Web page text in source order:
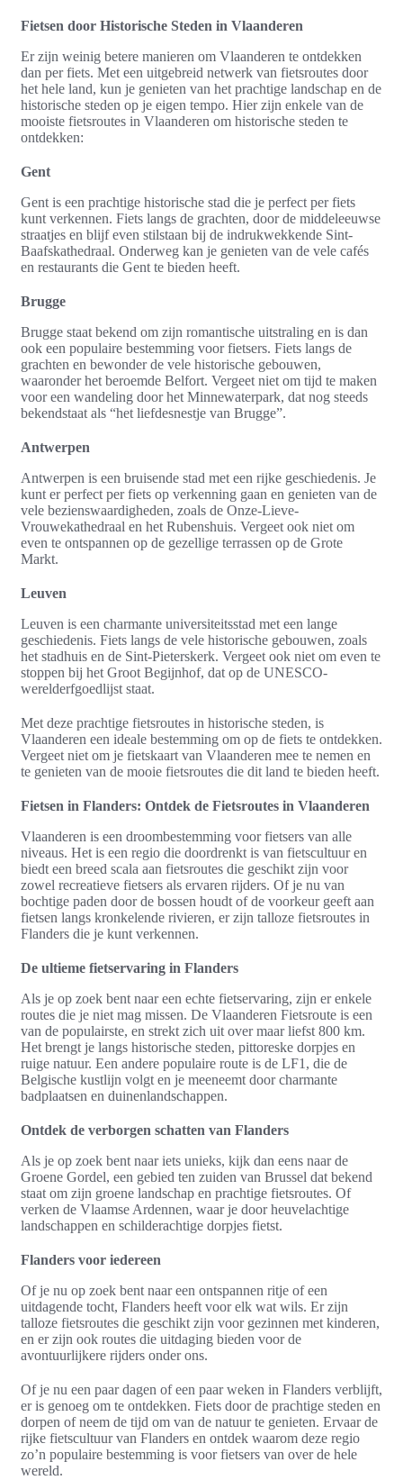
Fietsen door Historische Steden in Vlaanderen
Er zijn weinig betere manieren om Vlaanderen te ontdekken
dan per fiets. Met een uitgebreid netwerk van fietsroutes door
het hele land, kun je genieten van het prachtige landschap en de
historische steden op je eigen tempo. Hier zijn enkele van de
mooiste fietsroutes in Vlaanderen om historische steden te
ontdekken:
Gent
Gent is een prachtige historische stad die je perfect per fiets
kunt verkennen. Fiets langs de grachten, door de middeleeuwse
straatjes en blijf even stilstaan bij de indrukwekkende Sint-
Baafskathedraal. Onderweg kan je genieten van de vele cafés
en restaurants die Gent te bieden heeft.
Brugge
Brugge staat bekend om zijn romantische uitstraling en is dan
ook een populaire bestemming voor fietsers. Fiets langs de
grachten en bewonder de vele historische gebouwen,
waaronder het beroemde Belfort. Vergeet niet om tijd te maken
voor een wandeling door het Minnewaterpark, dat nog steeds
bekendstaat als “het liefdesnestje van Brugge”.
Antwerpen
Antwerpen is een bruisende stad met een rijke geschiedenis. Je
kunt er perfect per fiets op verkenning gaan en genieten van de
vele bezienswaardigheden, zoals de Onze-Lieve-
Vrouwekathedraal en het Rubenshuis. Vergeet ook niet om
even te ontspannen op de gezellige terrassen op de Grote
Markt.
Leuven
Leuven is een charmante universiteitsstad met een lange
geschiedenis. Fiets langs de vele historische gebouwen, zoals
het stadhuis en de Sint-Pieterskerk. Vergeet ook niet om even te
stoppen bij het Groot Begijnhof, dat op de UNESCO-
werelderfgoedlijst staat.
Met deze prachtige fietsroutes in historische steden, is
Vlaanderen een ideale bestemming om op de fiets te ontdekken.
Vergeet niet om je fietskaart van Vlaanderen mee te nemen en
te genieten van de mooie fietsroutes die dit land te bieden heeft.
Fietsen in Flanders: Ontdek de Fietsroutes in Vlaanderen
Vlaanderen is een droombestemming voor fietsers van alle
niveaus. Het is een regio die doordrenkt is van fietscultuur en
biedt een breed scala aan fietsroutes die geschikt zijn voor
zowel recreatieve fietsers als ervaren rijders. Of je nu van
bochtige paden door de bossen houdt of de voorkeur geeft aan
fietsen langs kronkelende rivieren, er zijn talloze fietsroutes in
Flanders die je kunt verkennen.
De ultieme fietservaring in Flanders
Als je op zoek bent naar een echte fietservaring, zijn er enkele
routes die je niet mag missen. De Vlaanderen Fietsroute is een
van de populairste, en strekt zich uit over maar liefst 800 km.
Het brengt je langs historische steden, pittoreske dorpjes en
ruige natuur. Een andere populaire route is de LF1, die de
Belgische kustlijn volgt en je meeneemt door charmante
badplaatsen en duinenlandschappen.
Ontdek de verborgen schatten van Flanders
Als je op zoek bent naar iets unieks, kijk dan eens naar de
Groene Gordel, een gebied ten zuiden van Brussel dat bekend
staat om zijn groene landschap en prachtige fietsroutes. Of
verken de Vlaamse Ardennen, waar je door heuvelachtige
landschappen en schilderachtige dorpjes fietst.
Flanders voor iedereen
Of je nu op zoek bent naar een ontspannen ritje of een
uitdagende tocht, Flanders heeft voor elk wat wils. Er zijn
talloze fietsroutes die geschikt zijn voor gezinnen met kinderen,
en er zijn ook routes die uitdaging bieden voor de
avontuurlijkere rijders onder ons.
Of je nu een paar dagen of een paar weken in Flanders verblijft,
er is genoeg om te ontdekken. Fiets door de prachtige steden en
dorpen of neem de tijd om van de natuur te genieten. Ervaar de
rijke fietscultuur van Flanders en ontdek waarom deze regio
zo’n populaire bestemming is voor fietsers van over de hele
wereld.